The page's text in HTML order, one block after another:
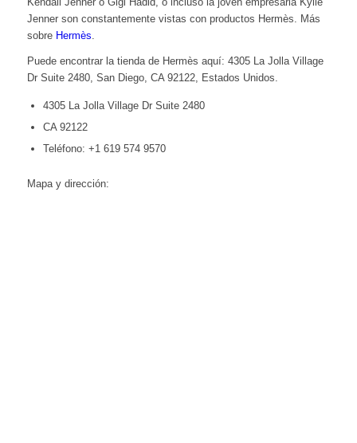
Jenner son constantemente vistas con productos Hermès. Más
sobre Hermès.
Puede encontrar la tienda de Hermès aquí: 4305 La Jolla Village
Dr Suite 2480, San Diego, CA 92122, Estados Unidos.
4305 La Jolla Village Dr Suite 2480
CA 92122
Teléfono: +1 619 574 9570
Mapa y dirección: